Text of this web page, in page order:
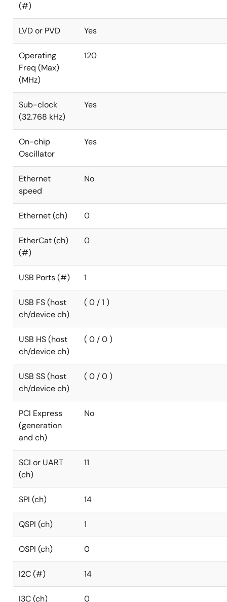
(#)
LVD or PVD Yes
Operating
Freq (Max)
(MHz)
120
Sub-clock
(32.768 kHz)
Yes
On-chip
Oscillator
Yes
Ethernet
speed
No
Ethernet (ch) 0
EtherCat (ch)
(#)
0
USB Ports (#) 1
USB FS (host
ch/device ch)
( 0 / 1 )
USB HS (host
ch/device ch)
( 0 / 0 )
USB SS (host
ch/device ch)
( 0 / 0 )
PCI Express
(generation
and ch)
No
SCI or UART
(ch)
11
SPI (ch) 14
QSPI (ch) 1
OSPI (ch) 0
I2C (#) 14
I3C (ch) 0